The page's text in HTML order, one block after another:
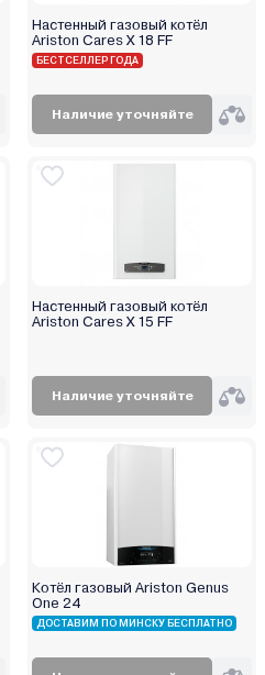
Настенный газовый котёл
Ariston Cares X 18 FF
БЕСТСЕЛЛЕР ГОДА
Наличие уточняйте
Настенный газовый котёл
Ariston Cares X 15 FF
Наличие уточняйте
Котёл газовый Ariston Genus
One 24
ДОСТАВИМ ПО МИНСКУ БЕСПЛАТНО